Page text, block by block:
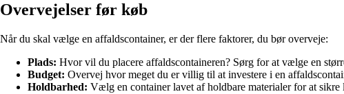
Overvejelser før køb
Når du skal vælge en affaldscontainer, er der flere faktorer, du bør overveje:
Plads: Hvor vil du placere affaldscontaineren? Sørg for at vælge en
Budget: Overvej hvor meget du er villig til at investere i en
Holdbarhed: Vælg en container lavet af holdbare materialer for at